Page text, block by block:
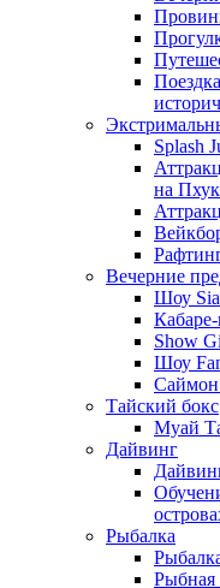
Splash
на
Вечерние
Шоу
Show
Шоу
Саймон
Тайский бокс
Муай
Дайвинг
Рыбалка
Рыбная